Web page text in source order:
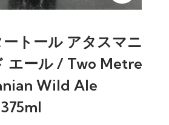
ートール アタスマニ
エール / Two Metre
Wild Ale